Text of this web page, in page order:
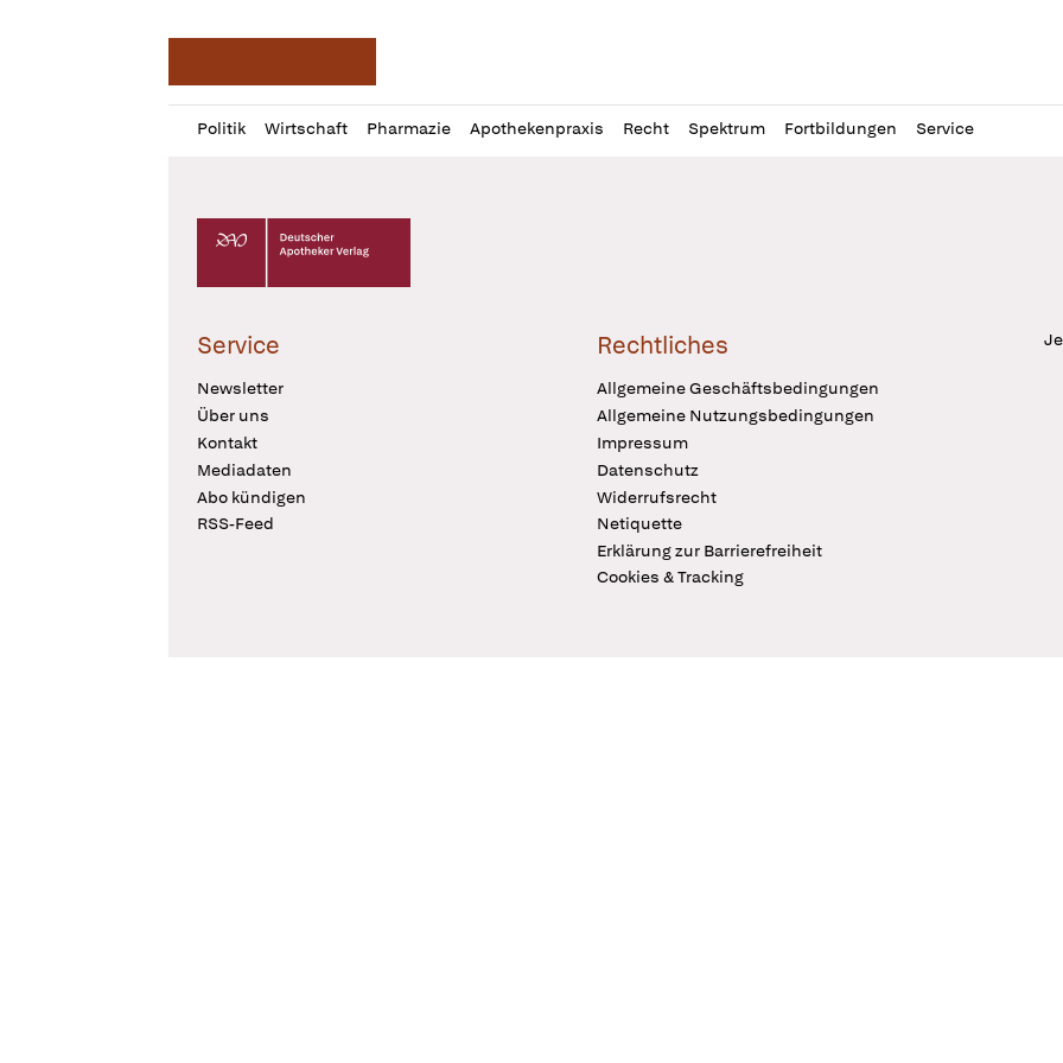
Politik Wirtschaft Pharmazie Apothekenpraxis Recht Spektrum Fortbildungen Service
Profil
öffnen
Daz
Pur
Deutscher Apotheker Verlag Logo
Service
Newsletter
Über uns
Kontakt
Mediadaten
Abo kündigen
RSS-Feed
Rechtliches
Allgemeine Geschäftsbedingungen
Allgemeine Nutzungsbedingungen
Impressum
Datenschutz
Widerrufsrecht
Netiquette
Erklärung zur Barrierefreiheit
Cookies & Tracking